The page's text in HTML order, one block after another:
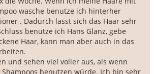
wasche benutze ich hinterher
. Dadurch lässt sich das Haar sehr
benutze ich Hans Glanz, gebe
Haar, kann man aber auch in das
und sehen viel voller aus, als wenn
benutzen würde. Ich bin sehr